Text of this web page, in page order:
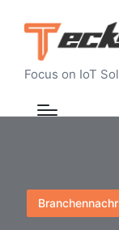
Focus on IoT
Posted
in